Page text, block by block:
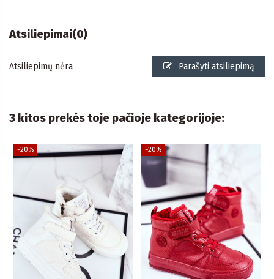
Atsiliepimai(0)
Atsiliepimų nėra Parašyti atsiliepimą
3 kitos prekės toje pačioje kategorijoje:
−20% −20%